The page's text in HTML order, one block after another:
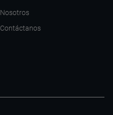
Nosotros
Contáctanos